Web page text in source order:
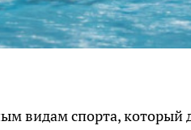
видам спорта, который